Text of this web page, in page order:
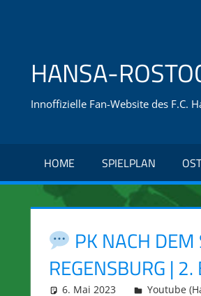
HANSA-
Innoffizielle Fan-Website des F.C.
HOME SPIELPLAN
PK NACH DEM
REGENSBURG |
6. Mai 2023 integromat
Youtube